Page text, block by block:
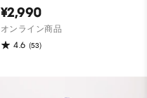
¥2,990
オンライン商品
4.6 (53)